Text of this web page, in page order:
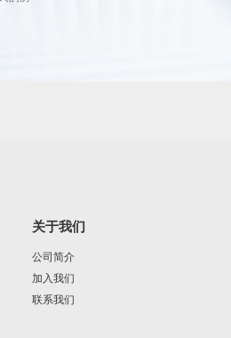
关于我们
公司简介
加入我们
联系我们